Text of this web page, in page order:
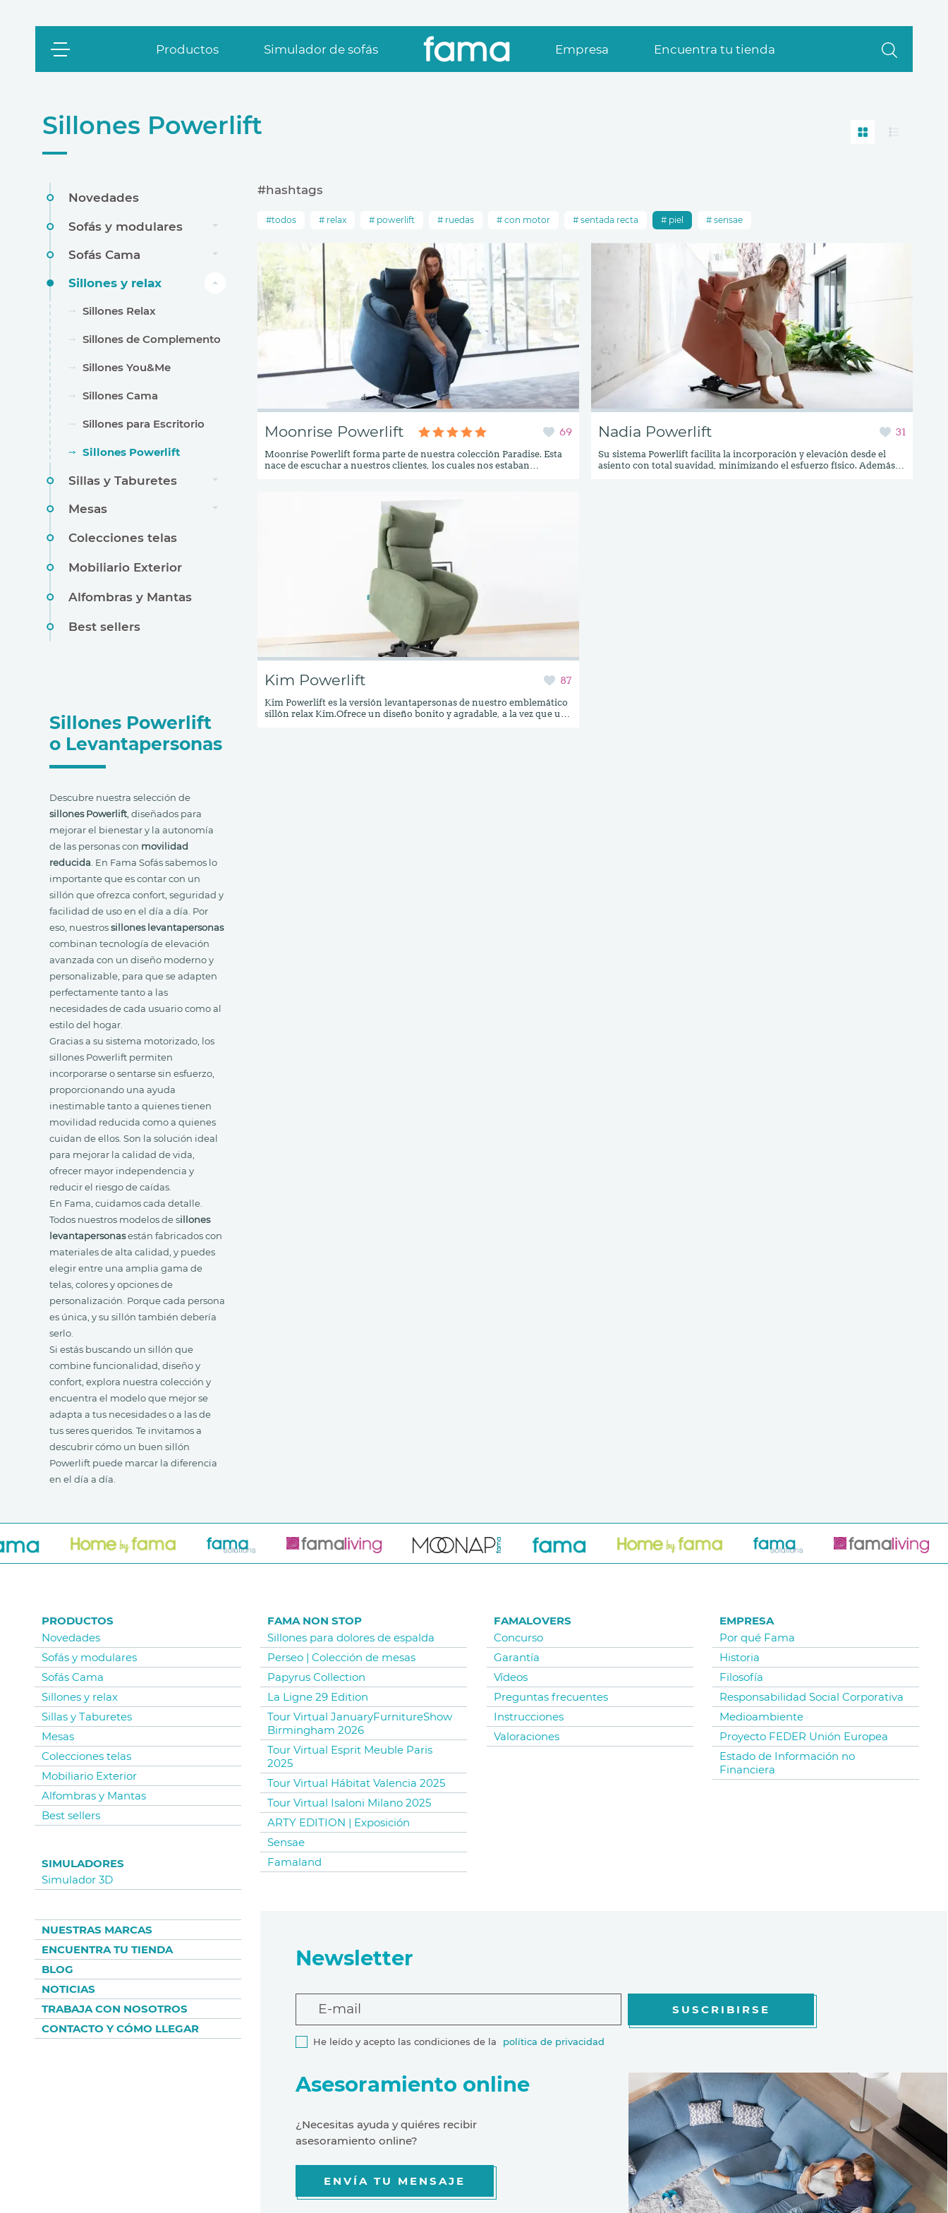
Productos Simulador de sofás Empresa Encuentra tu tienda
Sillones Powerlift
Novedades
Sofás y modulares
Sofás Cama
Sillones y relax
Sillones Relax
Sillones de Complemento
Sillones You&Me
Sillones Cama
Sillones para Escritorio
Sillones Powerlift
Sillas y Taburetes
Mesas
Colecciones telas
Mobiliario Exterior
Alfombras y Mantas
Best sellers
Sillones Powerlift
o Levantapersonas
Descubre nuestra selección de
sillones Powerlift , diseñados para
mejorar el bienestar y la autonomía
de las personas con movilidad
reducida . En Fama Sofás sabemos lo
importante que es contar con un
sillón que ofrezca confort, seguridad y
facilidad de uso en el día a día. Por
eso, nuestrossillones levantapersonas
combinan tecnología de elevación
avanzada con un diseño moderno y
personalizable, para que se adapten
perfectamente tanto a las
necesidades de cada usuario como al
estilo del hogar.
Gracias a su sistema motorizado, los
sillones Powerlift permiten
incorporarse o sentarse sin esfuerzo,
proporcionando una ayuda
inestimable tanto a quienes tienen
movilidad reducida como a quienes
cuidan de ellos. Son la solución ideal
para mejorar la calidad de vida,
ofrecer mayor independencia y
reducir el riesgo de caídas.
En Fama, cuidamos cada detalle.
Todos nuestros modelos de sillones
levantapersonasestán fabricados con
materiales de alta calidad, y puedes
elegir entre una amplia gama de
telas, colores y opciones de
personalización. Porque cada persona
es única, y su sillón también debería
serlo.
Si estás buscando un sillón que
combine funcionalidad, diseño y
confort, explora nuestra colección y
encuentra el modelo que mejor se
adapta a tus necesidades o a las de
tus seres queridos. Te invitamos a
descubrir cómo un buen sillón
Powerlift puede marcar la diferencia
en el día a día.
#hashtags
todos relax powerlift ruedas con motor sentada recta piel sensae
Moonrise Powerlift 69
Moonrise Powerlift forma parte de nuestra colección Paradise. Esta
nace de escuchar a nuestros clientes, los cuales nos estaban
mercado.&nbsp;Este sillón está enfocado a personas cuya movilidad
se ha visto reducida o que les flaquean las fuerzas, pero no el
Nadia Powerlift 31
Su sistema Powerlift facilita la incorporación y elevación desde el
asiento con total suavidad, minimizando el esfuerzo físico. Además,
Kim Powerlift 87
Kim Powerlift es la versión levantapersonas de nuestro emblemático
sillón relax Kim.Ofrece un diseño bonito y agradable, a la vez que una
PRODUCTOS
Novedades
Sofás y modulares
Sofás Cama
Sillones y relax
Sillas y Taburetes
Mesas
Colecciones telas
Mobiliario Exterior
Alfombras y Mantas
Best sellers
SIMULADORES
Simulador 3D
NUESTRAS MARCAS
ENCUENTRA TU TIENDA
BLOG
NOTICIAS
TRABAJA CON NOSOTROS
CONTACTO Y CÓMO LLEGAR
FAMA NON STOP
Sillones para dolores de espalda
Perseo | Colección de mesas
Papyrus Collection
La Ligne 29 Edition
Tour Virtual JanuaryFurnitureShow
Birmingham 2026
Tour Virtual Esprit Meuble Paris
2025
Tour Virtual Hábitat Valencia 2025
Tour Virtual Isaloni Milano 2025
ARTY EDITION | Exposición
Sensae
Famaland
FAMALOVERS
Concurso
Garantía
Vídeos
Preguntas frecuentes
Instrucciones
Valoraciones
EMPRESA
Por qué Fama
Historia
Filosofía
Responsabilidad Social Corporativa
Medioambiente
Proyecto FEDER Unión Europea
Estado de Información no
Financiera
Newsletter
E-mail
He leído y acepto las condiciones de la política de privacidad
SUSCRIBIRSE
Asesoramiento online
¿Necesitas ayuda y quiéres recibir
asesoramiento online?
ENVÍA TU MENSAJE